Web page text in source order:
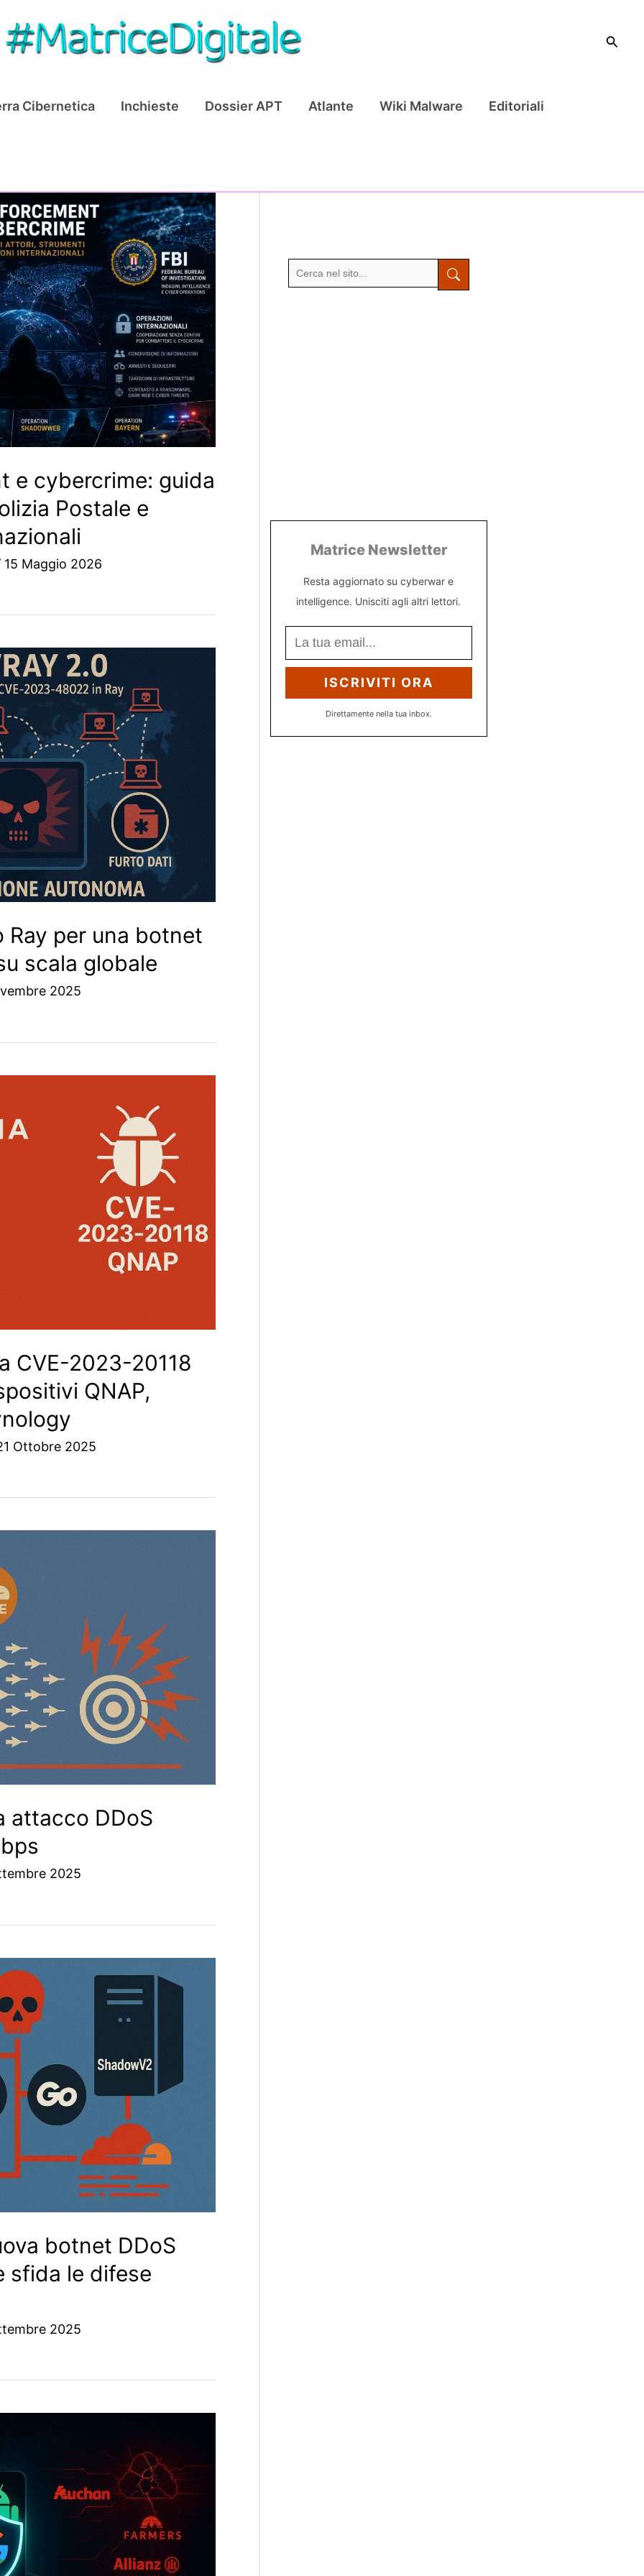
Cerca
Cibernetica Inchieste Dossier APT Atlante Wiki Malware Editoriali
e cybercrime: guida
Postale e
15 Maggio 2026
per una botnet
scala globale
2025
CVE-2023-20118
QNAP,
Ottobre 2025
attacco DDoS
2025
botnet DDoS
sfida le difese
2025
Matrice Newsletter
Resta aggiornato su cyberwar e
intelligence. Unisciti agli altri lettori.
ISCRIVITI ORA
Direttamente nella tua inbox.